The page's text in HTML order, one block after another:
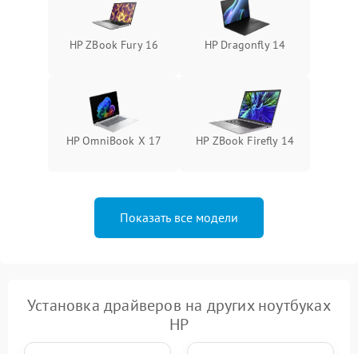
HP ZBook Fury 16 HP Dragonfly 14
HP OmniBook X 17 HP ZBook Firefly 14
Показать все модели
Установка драйверов на других ноутбуках
HP